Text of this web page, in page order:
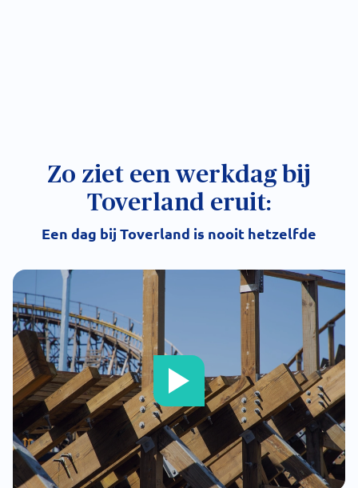
Zo ziet een werkdag bij
Toverland eruit:
Een dag bij Toverland is nooit hetzelfde